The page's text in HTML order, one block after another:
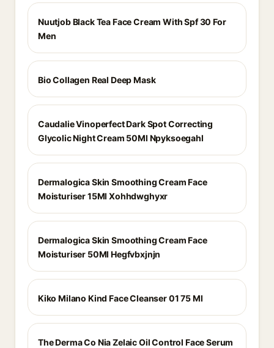
Nuutjob Black Tea Face Cream With Spf 30 For
Men
Bio Collagen Real Deep Mask
Caudalie Vinoperfect Dark Spot Correcting
Glycolic Night Cream 50Ml Npyksoegahl
Dermalogica Skin Smoothing Cream Face
Moisturiser 15Ml Xohhdwghyxr
Dermalogica Skin Smoothing Cream Face
Moisturiser 50Ml Hegfvbxjnjn
Kiko Milano Kind Face Cleanser 01 75 Ml
The Derma Co Nia Zelaic Oil Control Face Serum